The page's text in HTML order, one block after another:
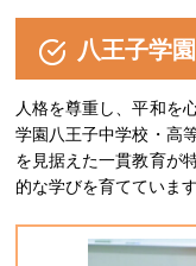
八王子学
人格を尊重し、平和を
学園八王子中学校・高
を見据えた一貫教育が
的な学びを育てています